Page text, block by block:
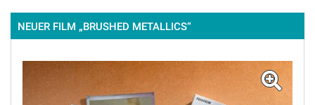
NEUER FILM „BRUSHED METALLICS“